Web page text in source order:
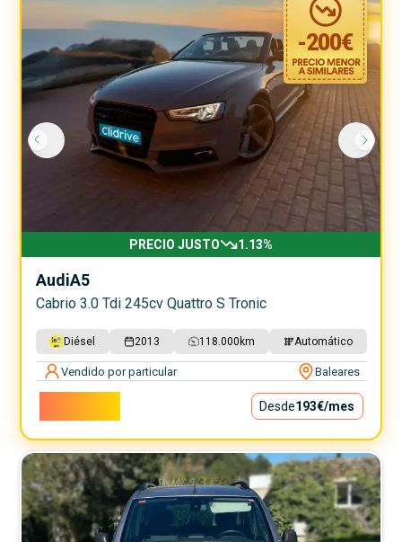
-200€
PRECIO JUSTO 1.13%
AudiA5
Cabrio 3.0 Tdi 245cv Quattro S Tronic
Diésel 2013 118.000 km Automático
Vendido por particular Baleares
Desde193€/mes